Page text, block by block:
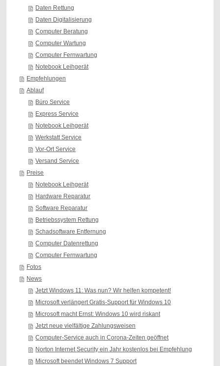
Daten Rettung
Daten Digitalisierung
Computer Beratung
Computer Wartung
Computer Fernwartung
Notebook Leihgerät
Empfehlungen
Ablauf
Büro Service
Express Service
Notebook Leihgerät
Werkstatt Service
Vor-Ort Service
Versand Service
Preise
Notebook Leihgerät
Hardware Reparatur
Software Reparatur
Betriebssystem Rettung
Schadsoftware Entfernung
Computer Datenrettung
Computer Fernwartung
Fotos
News
Jetzt Windows 11: Was nun? Wir helfen kompetent!
Microsoft verlängert Gratis-Support für Windows 10
Microsoft macht Ernst: Windows 10 wird riskant
Jetzt neue vielfältige Zahlungsweisen
Computer-Service auch in Corona-Zeiten geöffnet
Norton Internet Security ein Jahr kostenlos bei Empfehlung
Microsoft beendet Windows 7 Support